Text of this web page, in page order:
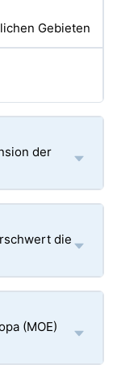
Gebieten
der
die
(MOE)